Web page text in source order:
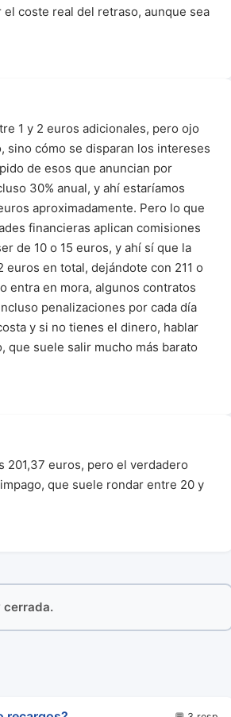
coste real del retraso, aunque sea
1 y 2 euros adicionales, pero ojo
sino cómo se disparan los intereses
de esos que anuncian por
30% anual, y ahí estaríamos
aproximadamente. Pero lo que
financieras aplican comisiones
de 10 o 15 euros, y ahí sí que la
euros en total, dejándote con 211 o
entra en mora, algunos contratos
penalizaciones por cada día
y si no tienes el dinero, hablar
que suele salir mucho más barato
201,37 euros, pero el verdadero
que suele rondar entre 20 y
cerrada.